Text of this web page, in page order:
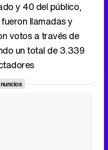
y 40 del público,
llamadas y
votos a través de
un total de 3.339